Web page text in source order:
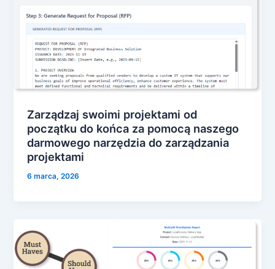
Zarządzaj swoimi projektami od
początku do końca za pomocą naszego
darmowego narzędzia do zarządzania
projektami
6 marca, 2026